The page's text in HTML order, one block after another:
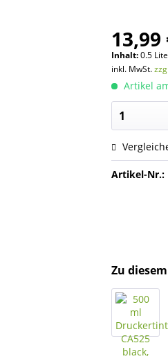
13,99
Inhalt:0.5
inkl. MwSt.
Artikel
Artikel-Nr.:
Zu